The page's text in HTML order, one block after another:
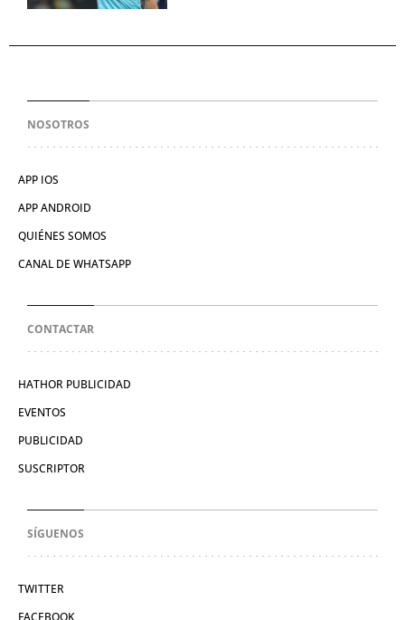
NOSOTROS
APP IOS
APP ANDROID
QUIÉNES SOMOS
CANAL DE WHATSAPP
CONTACTAR
HATHOR PUBLICIDAD
EVENTOS
PUBLICIDAD
SUSCRIPTOR
SÍGUENOS
TWITTER